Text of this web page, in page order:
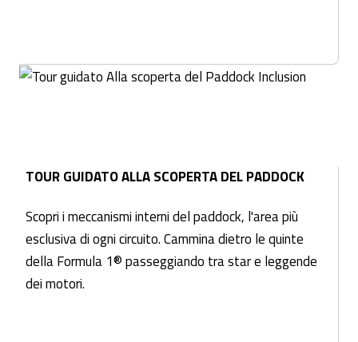
TOUR GUIDATO ALLA SCOPERTA DEL PADDOCK
Scopri i meccanismi interni del paddock, l'area più
esclusiva di ogni circuito. Cammina dietro le quinte
della Formula 1® passeggiando tra star e leggende
dei motori.